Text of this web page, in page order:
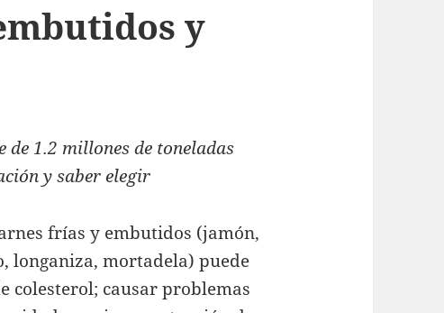
y
de 1.2 millones de toneladas
y saber elegir
frías y embutidos (jamón,
longaniza, mortadela) puede
colesterol; causar problemas